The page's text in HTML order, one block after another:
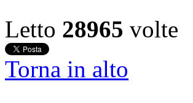
Letto 28965 volte
Torna in alto